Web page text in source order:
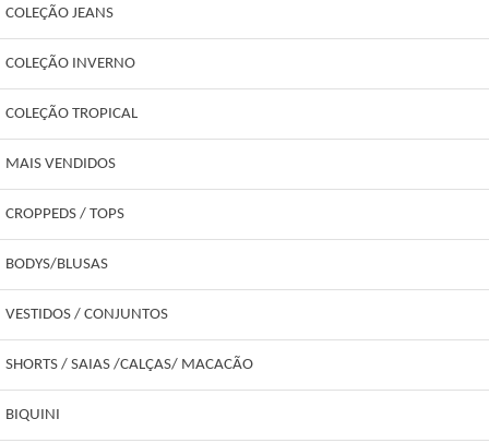
COLEÇÃO JEANS
COLEÇÃO INVERNO
COLEÇÃO TROPICAL
MAIS VENDIDOS
CROPPEDS / TOPS
BODYS/BLUSAS
VESTIDOS / CONJUNTOS
SHORTS / SAIAS /CALÇAS/ MACACÃO
BIQUINI